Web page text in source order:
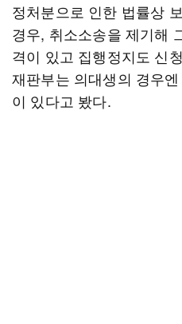
정처분으로 인한 법률상
경우, 취소소송을 제기해
격이 있고 집행정지도 신
재판부는 의대생의 경우
이 있다고 봤다.